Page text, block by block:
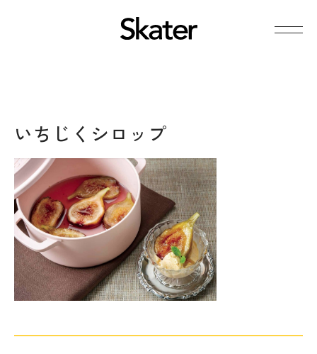
いちじくシロップ